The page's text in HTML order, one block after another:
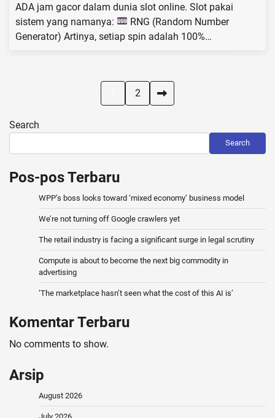
ADA jam gacor dalam dunia slot online. Slot pakai
sistem yang namanya:
RNG (Random Number
Generator) Artinya, setiap spin adalah 100%…
2
Search
Search
Pos-pos Terbaru
WPP’s boss looks toward ‘mixed economy’ business model
We’re not turning off Google crawlers yet
The retail industry is facing a significant surge in legal scrutiny
Compute is about to become the next big commodity in
advertising
‘The marketplace hasn’t seen what the cost of this AI is’
Komentar Terbaru
No comments to show.
Arsip
August 2026
July 2026